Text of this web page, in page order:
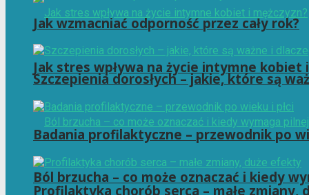
Jak stres wpływa na życie intymne kobiet
Ból brzucha – co może oznaczać i kiedy
Jak wzmacniać odporność przez cały rok?
Szczepienia dorosłych – jakie, które są
Badania profilaktyczne – przewodnik po
Profilaktyka chorób serca – małe zmiany,